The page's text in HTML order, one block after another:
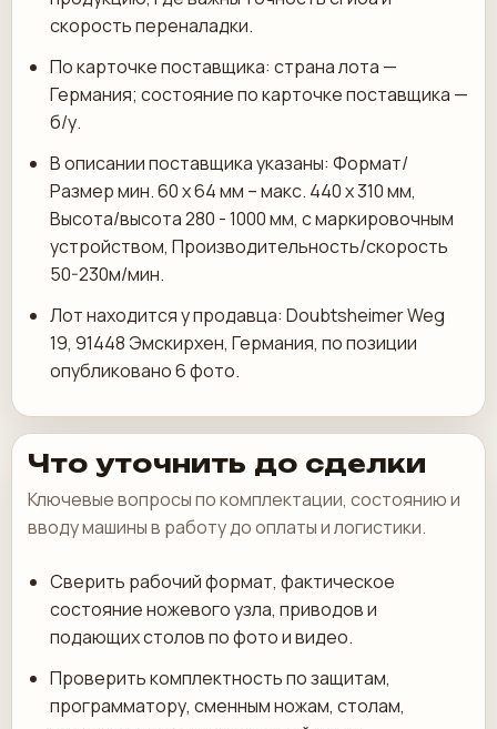
скорость переналадки.
По карточке поставщика: страна лота —
Германия; состояние по карточке поставщика —
б/у.
В описании поставщика указаны: Формат/
Размер мин. 60 х 64 мм – макс. 440 х 310 мм,
Высота/высота 280 - 1000 мм, с маркировочным
устройством, Производительность/скорость
50-230м/мин.
Лот находится у продавца: Doubtsheimer Weg
19, 91448 Эмскирхен, Германия, по позиции
опубликовано 6 фото.
Что уточнить до сделки
Ключевые вопросы по комплектации, состоянию и
вводу машины в работу до оплаты и логистики.
Сверить рабочий формат, фактическое
состояние ножевого узла, приводов и
подающих столов по фото и видео.
Проверить комплектность по защитам,
программатору, сменным ножам, столам,